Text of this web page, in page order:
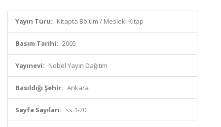
Yayın Türü: Kitapta Bölüm / Mesleki Kitap
Basım Tarihi: 2005
Yayınevi: Nobel Yayın Dağıtım
Basıldığı Şehir: Ankara
Sayfa Sayıları: ss.1-20